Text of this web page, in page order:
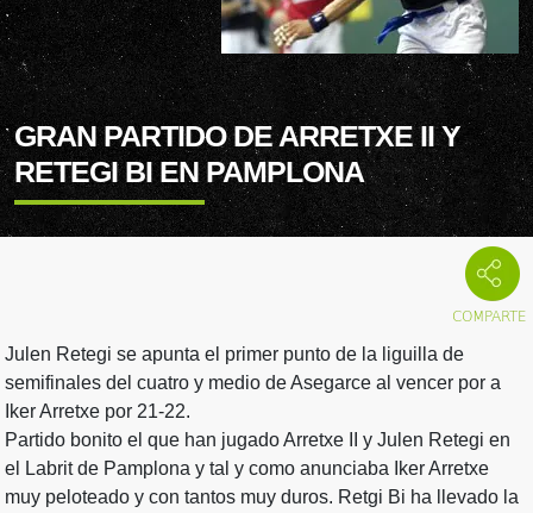
GRAN PARTIDO DE ARRETXE II Y
RETEGI BI EN PAMPLONA
Julen Retegi se apunta el primer punto de la liguilla de
semifinales del cuatro y medio de Asegarce al vencer por a
Iker Arretxe por 21-22.
Partido bonito el que han jugado Arretxe II y Julen Retegi en
el Labrit de Pamplona y tal y como anunciaba Iker Arretxe
muy peloteado y con tantos muy duros. Retgi Bi ha llevado la